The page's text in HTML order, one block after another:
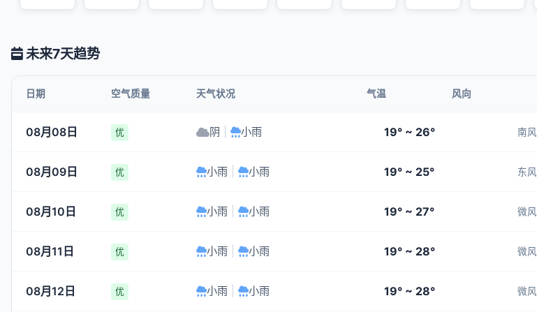
未来7天趋势
日期 空气质量 天气状况 气温 风向
08月08日 优 阴 小雨 19° ~ 26° 南风
08月09日 优 小雨 小雨 19° ~ 25° 东风
08月10日 优 小雨 小雨 19° ~ 27° 微风
08月11日 优 小雨 小雨 19° ~ 28° 微风
08月12日 优 小雨 小雨 19° ~ 28° 微风